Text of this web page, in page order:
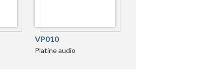
VP010
Platine audio